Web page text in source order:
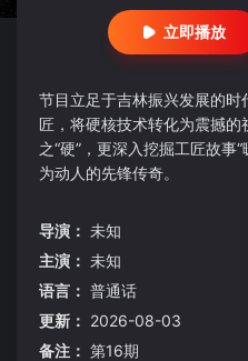
立即播放
节目立足于吉林振兴发展的
匠，将硬核技术转化为震撼
之“硬”，更深入挖掘工匠故事
为动人的先锋传奇。
导演： 未知
主演： 未知
语言： 普通话
更新： 2026-08-03
备注： 第16期